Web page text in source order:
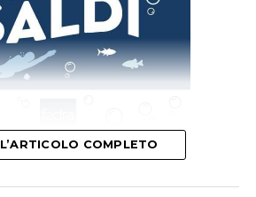
armonica nel vostro segno.
COMPLETO